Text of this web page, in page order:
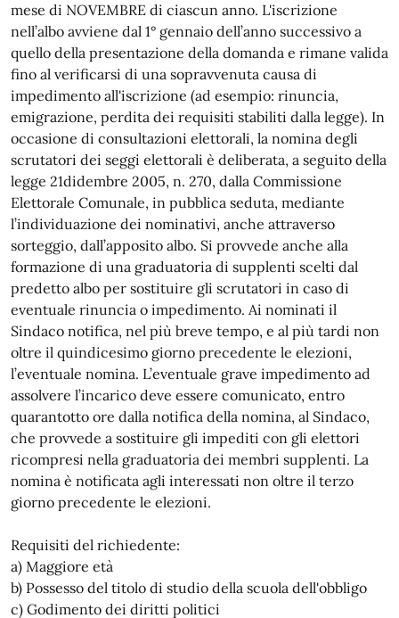
mese di NOVEMBRE di ciascun anno. L'iscrizione
nell’albo avviene dal 1° gennaio dell’anno successivo a
quello della presentazione della domanda e rimane valida
fino al verificarsi di una sopravvenuta causa di
impedimento all'iscrizione (ad esempio: rinuncia,
emigrazione, perdita dei requisiti stabiliti dalla legge). In
occasione di consultazioni elettorali, la nomina degli
scrutatori dei seggi elettorali è deliberata, a seguito della
legge 21didembre 2005, n. 270, dalla Commissione
Elettorale Comunale, in pubblica seduta, mediante
l’individuazione dei nominativi, anche attraverso
sorteggio, dall’apposito albo. Si provvede anche alla
formazione di una graduatoria di supplenti scelti dal
predetto albo per sostituire gli scrutatori in caso di
eventuale rinuncia o impedimento. Ai nominati il
Sindaco notifica, nel più breve tempo, e al più tardi non
oltre il quindicesimo giorno precedente le elezioni,
l’eventuale nomina. L’eventuale grave impedimento ad
assolvere l’incarico deve essere comunicato, entro
quarantotto ore dalla notifica della nomina, al Sindaco,
che provvede a sostituire gli impediti con gli elettori
ricompresi nella graduatoria dei membri supplenti. La
nomina è notificata agli interessati non oltre il terzo
giorno precedente le elezioni.
Requisiti del richiedente:
a) Maggiore età
b) Possesso del titolo di studio della scuola dell'obbligo
c) Godimento dei diritti politici